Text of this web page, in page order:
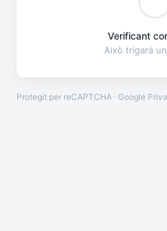
Verificant
Això trigarà
Protegit per reCAPTCHA · Google